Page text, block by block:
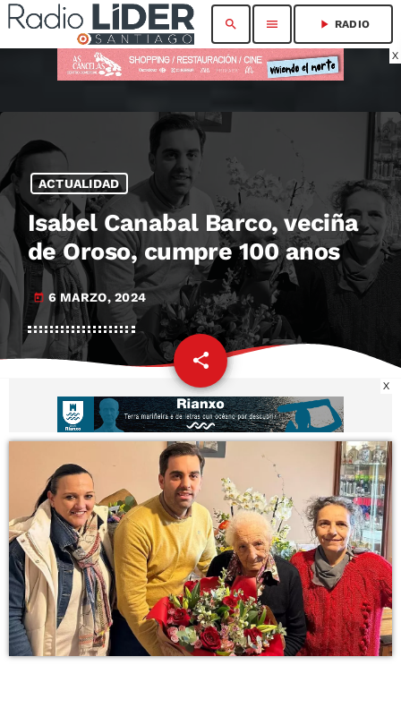
X
search menu play_arrow RADIO
ACTUALIDAD
Isabel Canabal Barco, veciña
de Oroso, cumpre 100 anos
today 6 MARZO, 2024
share
email
X